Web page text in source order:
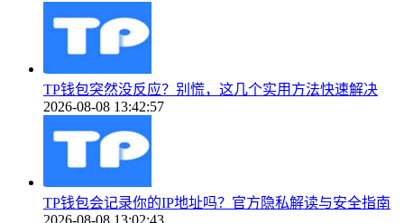
TP钱包突然没反应？别慌，这几个实用方法快速解决
2026-08-08 13:42:57
TP钱包会记录你的IP地址吗？官方隐私解读与安全指南
2026-08-08 13:02:43